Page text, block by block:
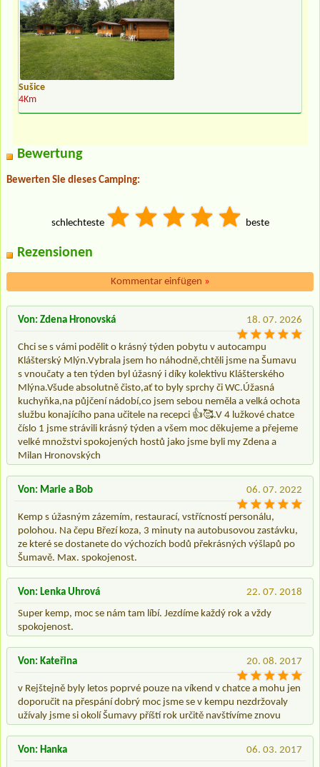
Sušice
4Km
Bewertung
Bewerten Sie dieses Camping:
schlechteste beste
Rezensionen
Kommentar einfügen »
18. 07. 2026
Von: Zdena Hronovská
Chci se s vámi podělit o krásný týden pobytu v autocampu
Klášterský Mlýn.Vybrala jsem ho náhodně,chtěli jsme na Šumavu
s vnoučaty a ten týden byl úžasný i díky kolektivu Klášterského
Mlýna.Všude absolutně čisto,ať to byly sprchy či WC.Úžasná
kuchyňka,na půjčení nádobí,co jsem sebou neměla a velká ochota
službu konajícího pana učitele na recepci 👍🥰.V 4 lužkové chatce
číslo 1 jsme strávili krásný týden a všem moc děkujeme a přejeme
velké množstvi spokojených hostů jako jsme byli my Zdena a
Milan Hronovských
06. 07. 2022
Von: Marie a Bob
Kemp s úžasným zázemím, restaurací, vstřícností personálu,
polohou. Na čepu Březí koza, 3 minuty na autobusovou zastávku,
ze které se dostanete do výchozích bodů překrásných výšlapů po
Šumavě. Max. spokojenost.
22. 07. 2018
Von: Lenka Uhrová
Super kemp, moc se nám tam líbí. Jezdíme každý rok a vždy
spokojenost.
20. 08. 2017
Von: Kateřina
v Rejštejně byly letos poprvé pouze na víkend v chatce a mohu jen
doporučit na přespání dobrý moc jsme se v kempu nezdržovaly
užívaly jsme si okolí Šumavy příští rok určitě navštívíme znovu
06. 03. 2017
Von: Hanka